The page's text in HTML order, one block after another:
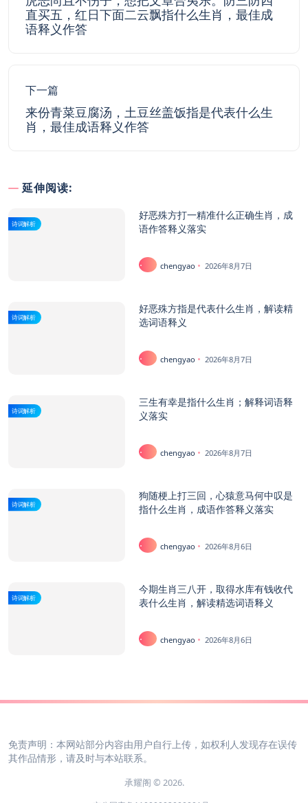
直买五，红日下面二云飘指什么生肖，最佳成
语释义作答
下一篇
来份青菜豆腐汤，土豆丝盖饭指是代表什么生
肖，最佳成语释义作答
延伸阅读:
诗词解析
好恶殊方打一精准什么正确生肖，成
语作答释义落实
chengyao 2026年8月7日
诗词解析
好恶殊方指是代表什么生肖，解读精
选词语释义
chengyao 2026年8月7日
诗词解析
三生有幸是指什么生肖；解释词语释
义落实
chengyao 2026年8月7日
诗词解析
狗随梗上打三回，心猿意马何中叹是
指什么生肖，成语作答释义落实
chengyao 2026年8月6日
诗词解析
今期生肖三八开，取得水库有钱收代
表什么生肖，解读精选词语释义
chengyao 2026年8月6日
免责声明：本网站部分内容由用户自行上传，如权利人发现存在误传
其作品情形，请及时与本站联系。
承耀阁 © 2026.